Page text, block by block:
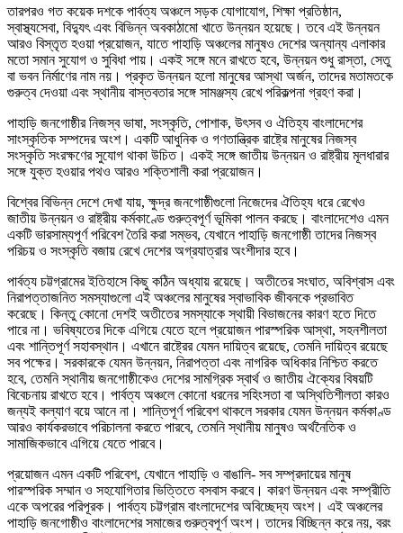
তারপরও গত কয়েক দশকে পার্বত্য অঞ্চলে সড়ক যোগাযোগ, শিক্ষা প্রতিষ্ঠান,
স্বাস্থ্যসেবা, বিদ্যুৎ এবং বিভিন্ন অবকাঠামো খাতে উন্নয়ন হয়েছে। তবে এই উন্নয়ন
আরও বিস্তৃত হওয়া প্রয়োজন, যাতে পাহাড়ি অঞ্চলের মানুষও দেশের অন্যান্য এলাকার
মতো সমান সুযোগ ও সুবিধা পায়। একই সঙ্গে মনে রাখতে হবে, উন্নয়ন শুধু রাস্তা, সেতু
বা ভবন নির্মাণের নাম নয়। প্রকৃত উন্নয়ন হলো মানুষের আস্থা অর্জন, তাদের মতামতকে
গুরুত্ব দেওয়া এবং স্থানীয় বাস্তবতার সঙ্গে সামঞ্জস্য রেখে পরিকল্পনা গ্রহণ করা।
পাহাড়ি জনগোষ্ঠীর নিজস্ব ভাষা, সংস্কৃতি, পোশাক, উৎসব ও ঐতিহ্য বাংলাদেশের
সাংস্কৃতিক সম্পদের অংশ। একটি আধুনিক ও গণতান্ত্রিক রাষ্ট্রে মানুষের নিজস্ব
সংস্কৃতি সংরক্ষণের সুযোগ থাকা উচিত। একই সঙ্গে জাতীয় উন্নয়ন ও রাষ্ট্রীয় মূলধারার
সঙ্গে যুক্ত হওয়ার পথও আরও শক্তিশালী করা প্রয়োজন।
বিশ্বের বিভিন্ন দেশে দেখা যায়, ক্ষুদ্র জনগোষ্ঠীগুলো নিজেদের ঐতিহ্য ধরে রেখেও
জাতীয় উন্নয়ন ও রাষ্ট্রীয় কর্মকাণ্ডে গুরুত্বপূর্ণ ভূমিকা পালন করছে। বাংলাদেশেও এমন
একটি ভারসাম্যপূর্ণ পরিবেশ তৈরি করা সম্ভব, যেখানে পাহাড়ি জনগোষ্ঠী তাদের নিজস্ব
পরিচয় ও সংস্কৃতি বজায় রেখে দেশের অগ্রযাত্রার অংশীদার হবে।
পার্বত্য চট্টগ্রামের ইতিহাসে কিছু কঠিন অধ্যায় রয়েছে। অতীতের সংঘাত, অবিশ্বাস এবং
নিরাপত্তাজনিত সমস্যাগুলো এই অঞ্চলের মানুষের স্বাভাবিক জীবনকে প্রভাবিত
করেছে। কিন্তু কোনো দেশই অতীতের সমস্যাকে স্থায়ী বিভাজনের কারণ হতে দিতে
পারে না। ভবিষ্যতের দিকে এগিয়ে যেতে হলে প্রয়োজন পারস্পরিক আস্থা, সহনশীলতা
এবং শান্তিপূর্ণ সহাবস্থান। এখানে রাষ্ট্রের যেমন দায়িত্ব রয়েছে, তেমনি দায়িত্ব রয়েছে
সব পক্ষের। সরকারকে যেমন উন্নয়ন, নিরাপত্তা এবং নাগরিক অধিকার নিশ্চিত করতে
হবে, তেমনি স্থানীয় জনগোষ্ঠীকেও দেশের সামগ্রিক স্বার্থ ও জাতীয় ঐক্যের বিষয়টি
বিবেচনায় রাখতে হবে। পার্বত্য অঞ্চলে কোনো ধরনের সহিংসতা বা অস্থিতিশীলতা কারও
জন্যই কল্যাণ বয়ে আনে না। শান্তিপূর্ণ পরিবেশ থাকলে সরকার যেমন উন্নয়ন কর্মকাণ্ড
আরও কার্যকরভাবে পরিচালনা করতে পারবে, তেমনি স্থানীয় মানুষও অর্থনৈতিক ও
সামাজিকভাবে এগিয়ে যেতে পারবে।
প্রয়োজন এমন একটি পরিবেশ, যেখানে পাহাড়ি ও বাঙালি- সব সম্প্রদায়ের মানুষ
পারস্পরিক সম্মান ও সহযোগিতার ভিত্তিতে বসবাস করবে। কারণ উন্নয়ন এবং সম্প্রীতি
একে অপরের পরিপূরক। পার্বত্য চট্টগ্রাম বাংলাদেশের অবিচ্ছেদ্য অংশ। এই অঞ্চলের
পাহাড়ি জনগোষ্ঠীও বাংলাদেশের সমাজের গুরুত্বপূর্ণ অংশ। তাদের বিচ্ছিন্ন করে নয়, বরং